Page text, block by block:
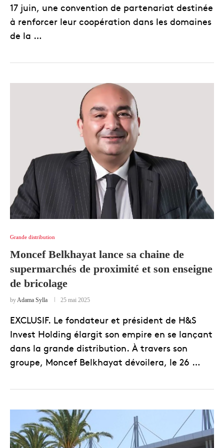
17 juin, une convention de partenariat destinée
à renforcer leur coopération dans les domaines
de la …
Grande distribution
Moncef Belkhayat lance sa chaine de
supermarchés de proximité et son enseigne
de bricolage
byAdama Sylla 25 mai 2025
EXCLUSIF. Le fondateur et président de H&S
Invest Holding élargit son empire en se lançant
dans la grande distribution. À travers son
groupe, Moncef Belkhayat dévoilera, le 26 …